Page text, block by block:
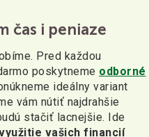
čas i peniaze
Pred každou
poskytneme odborné
ideálny variant
vám nútiť najdrahšie
stačiť lacnejšie. Ide
vašich financií